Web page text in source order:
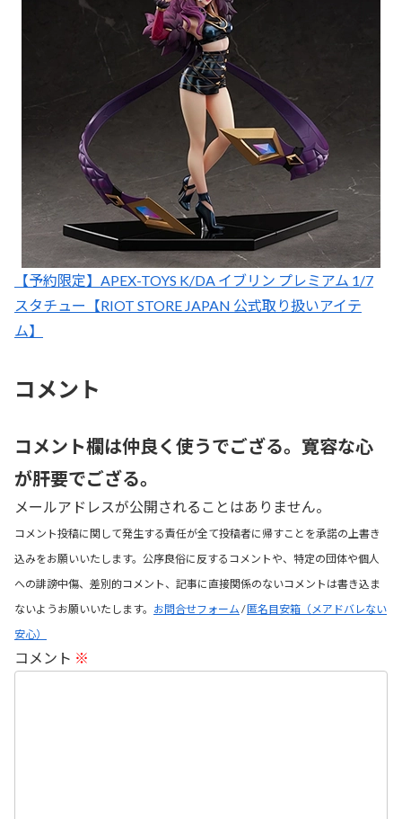
【予約限定】APEX-TOYS K/DA イブリン プレミアム 1/7
スタチュー【RIOT STORE JAPAN 公式取り扱いアイテ
ム】
コメント
コメント欄は仲良く使うでござる。寛容な心
が肝要でござる。
メールアドレスが公開されることはありません。
コメント投稿に関して発生する責任が全て投稿者に帰すことを承諾の上書き
込みをお願いいたします。公序良俗に反するコメントや、特定の団体や個人
への誹謗中傷、差別的コメント、記事に直接関係のないコメントは書き込ま
ないようお願いいたします。 お問合せフォーム /匿名目安箱（メアドバレない
安心）
コメント ※